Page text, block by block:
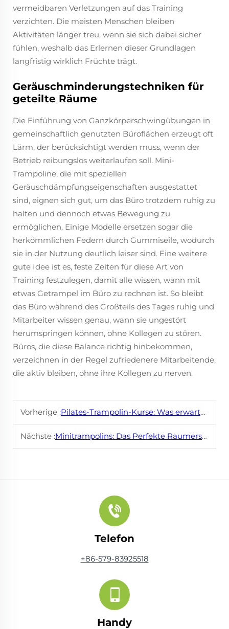
vermeidbaren Verletzungen auf das Training
verzichten. Die meisten Menschen bleiben
Aktivitäten länger treu, wenn sie sich dabei sicher
fühlen, weshalb das Erlernen dieser Grundlagen
langfristig wirklich Früchte trägt.
Geräuschminderungstechniken für
geteilte Räume
Die Einführung von Ganzkörperschwingübungen in
gemeinschaftlich genutzten Büroflächen erzeugt oft
Lärm, der berücksichtigt werden muss, wenn der
Betrieb reibungslos weiterlaufen soll. Mini-
Trampoline, die mit speziellen
Geräuschdämpfungseigenschaften ausgestattet
sind, eignen sich gut, um das Büro trotzdem ruhig zu
halten und dennoch etwas Bewegung zu
ermöglichen. Einige Modelle ersetzen sogar die
herkömmlichen Federn durch Gummiseile, wodurch
sie in der Nutzung deutlich leiser sind. Eine weitere
gute Idee ist es, feste Zeiten für diese Art von
Training festzulegen, damit alle wissen, wann mit
etwas Getrampel im Büro zu rechnen ist. So bleibt
das Büro während des Großteils des Tages ruhig und
Mitarbeiter wissen genau, wann sie ungestört
herumspringen können, ohne Kollegen zu stören.
Büros, die diese Balance richtig hinbekommen,
verzeichnen in der Regel zufriedenere Mitarbeitende,
die aktiv bleiben, ohne ihre Kollegen zu nerven.
Vorherige :Pilates-Trampolin-Kurse: Was erwartet dich
Nächste :Minitrampolins: Das Perfekte Raumersparnis-Trainingsgerät
Telefon
+86-579-83925518
Handy